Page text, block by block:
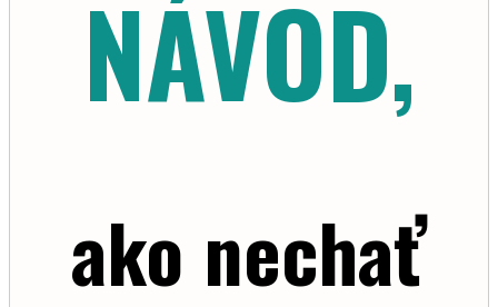
NÁVOD,
ako nechať